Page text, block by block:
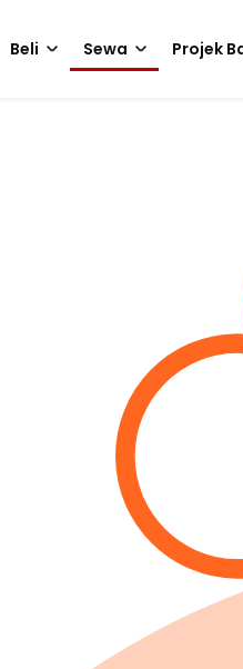
Beli Sewa Projek